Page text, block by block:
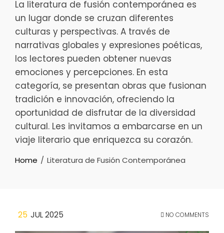
La literatura de fusión contemporánea es
un lugar donde se cruzan diferentes
culturas y perspectivas. A través de
narrativas globales y expresiones poéticas,
los lectores pueden obtener nuevas
emociones y percepciones. En esta
categoría, se presentan obras que fusionan
tradición e innovación, ofreciendo la
oportunidad de disfrutar de la diversidad
cultural. Les invitamos a embarcarse en un
viaje literario que enriquezca su corazón.
Home Literatura de Fusión Contemporánea
25 JUL 2025 NO COMMENTS